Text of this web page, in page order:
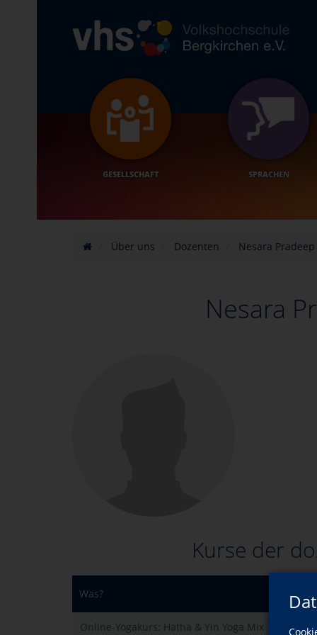
GESELLSCHAFT SPRACHEN
Über uns Dozenten Nesara
Nesara
Kurse der
Was?
Online-Yogakurs: Hatha & Yin Yoga Mix